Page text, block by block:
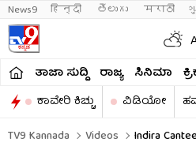
News9 हिन्दी తెలుగు मराठी
ತಾಜಾ ಸುದ್ದಿ ರಾಜ್ಯ ಸಿನಿಮಾ
ಕಾವೇರಿ ಕಿಚ್ಚು
ವಿಡಿಯೋ
TV9 Kannada
Videos Indira